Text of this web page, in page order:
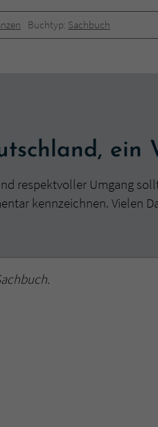
Buchtyp: Sachbuch
ein
respektvoller Umgang
kennzeichnen. Vielen